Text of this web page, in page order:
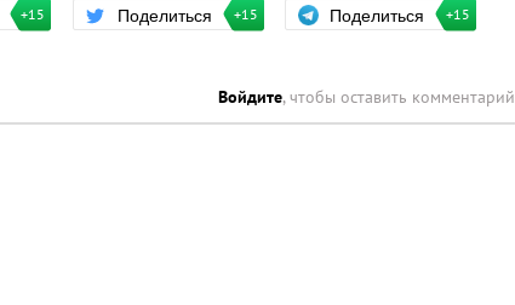
+15 Поделиться +15 Поделиться +15
Войдите, чтобы оставить комментарий